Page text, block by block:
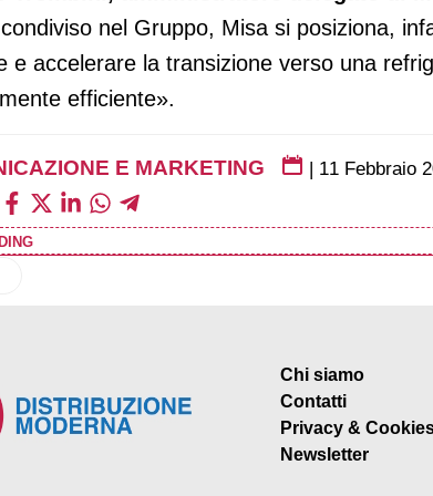
nel Gruppo, Misa si posiziona,
e accelerare la transizione verso una
efficiente».
E MARKETING | 11 Febbraio
precedente: Pam Panorama rinnova la collaborazione
Chi siamo
Contatti
Privacy &
Newsletter